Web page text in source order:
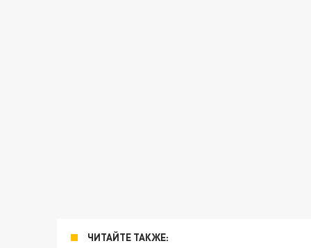
ЧИТАЙТЕ ТАКЖЕ: